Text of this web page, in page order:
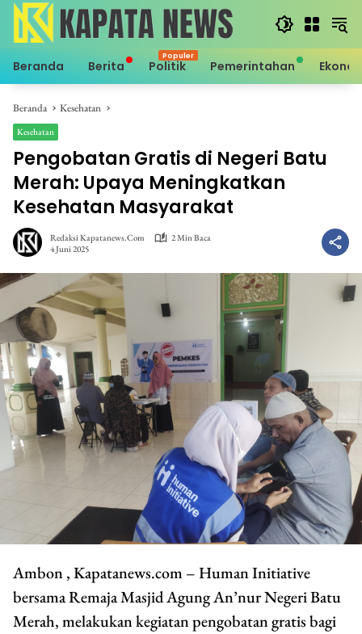
Langsung
konten
Beranda Berita Politik Pemerintahan
Beranda Kesehatan
Kesehatan
Pengobatan Gratis di Negeri Batu
Merah: Upaya Meningkatkan
Kesehatan Masyarakat
Redaksi Kapatanews.com
2 Min Baca
4 Juni 2025
Ambon , Kapatanews.com – Human Initiative
bersama Remaja Masjid Agung An’nur Negeri Batu
Merah, melakukan kegiatan pengobatan gratis bagi